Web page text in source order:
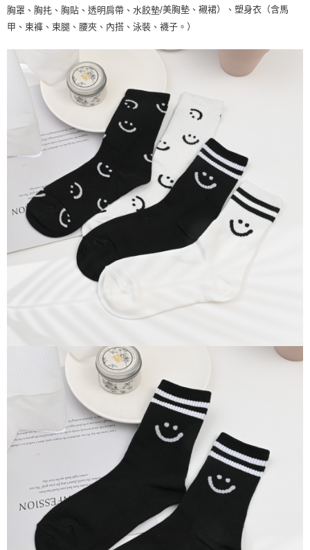
胸罩、胸扥、胸貼、透明肩帶、水餃墊/美胸墊、襯裙）、塑身衣（含馬
甲、束褲、束腿、腰夾、內搭、泳裝、襪子。）